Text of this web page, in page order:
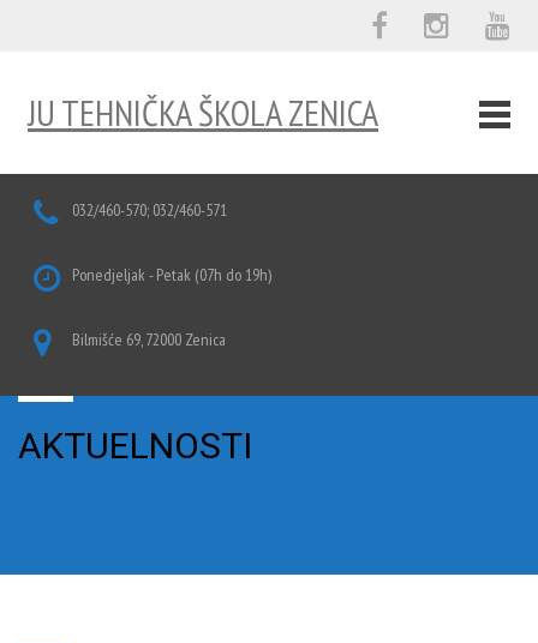
JU TEHNIČKA ŠKOLA ZENICA
032/460-570; 032/460-571
Ponedjeljak - Petak (07h do 19h)
Bilmišće 69, 72000 Zenica
AKTUELNOSTI